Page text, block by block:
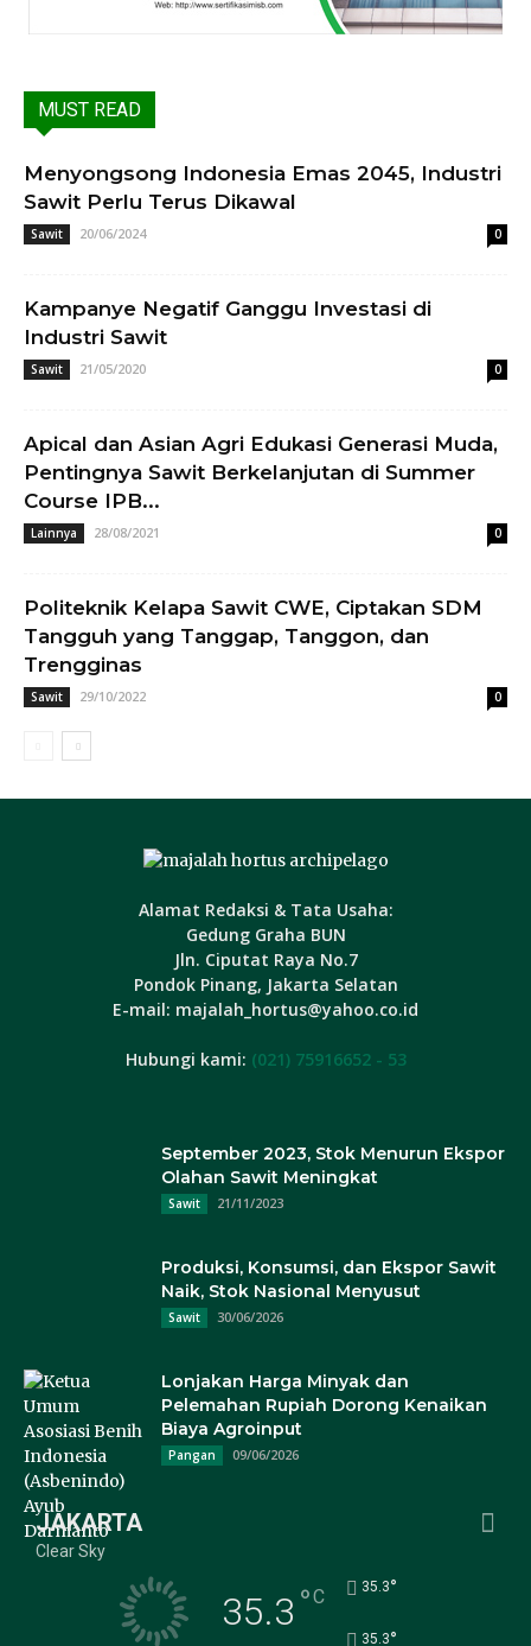
MUST READ
Menyongsong Indonesia Emas 2045, Industri
Sawit Perlu Terus Dikawal
Sawit 20/06/2024 0
Kampanye Negatif Ganggu Investasi di
Industri Sawit
Sawit 21/05/2020 0
Apical dan Asian Agri Edukasi Generasi Muda,
Pentingnya Sawit Berkelanjutan di Summer
Course IPB...
Lainnya 28/08/2021 0
Politeknik Kelapa Sawit CWE, Ciptakan SDM
Tangguh yang Tanggap, Tanggon, dan
Trengginas
Sawit 29/10/2022 0
Alamat Redaksi & Tata Usaha:
Gedung Graha BUN
Jln. Ciputat Raya No.7
Pondok Pinang, Jakarta Selatan
E-mail: majalah_hortus@yahoo.co.id
Hubungi kami: (021) 75916652 - 53
September 2023, Stok Menurun Ekspor
Olahan Sawit Meningkat
Sawit 21/11/2023
Produksi, Konsumsi, dan Ekspor Sawit
Naik, Stok Nasional Menyusut
Sawit 30/06/2026
Lonjakan Harga Minyak dan
Pelemahan Rupiah Dorong Kenaikan
Biaya Agroinput
Pangan 09/06/2026
JAKARTA
Clear Sky
35.3 °C 35.3°
35.3°